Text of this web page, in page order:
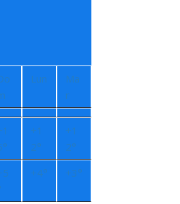
Lun
Ma
r
1
+1
2°
+1
2°
5
+4° +3°